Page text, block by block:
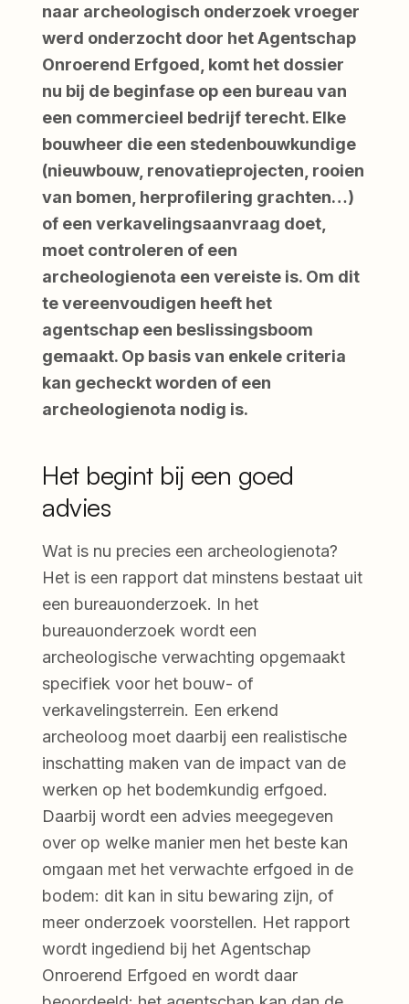
naar archeologisch onderzoek vroeger
werd onderzocht door het Agentschap
Onroerend Erfgoed, komt het dossier
nu bij de beginfase op een bureau van
een commercieel bedrijf terecht. Elke
bouwheer die een stedenbouwkundige
(nieuwbouw, renovatieprojecten, rooien
van bomen, herprofilering grachten…)
of een verkavelingsaanvraag doet,
moet controleren of een
archeologienota een vereiste is. Om dit
te vereenvoudigen heeft het
agentschap een beslissingsboom
gemaakt. Op basis van enkele criteria
kan gecheckt worden of een
archeologienota nodig is.
Het begint bij een goed
advies
Wat is nu precies een archeologienota?
Het is een rapport dat minstens bestaat uit
een bureauonderzoek. In het
bureauonderzoek wordt een
archeologische verwachting opgemaakt
specifiek voor het bouw- of
verkavelingsterrein. Een erkend
archeoloog moet daarbij een realistische
inschatting maken van de impact van de
werken op het bodemkundig erfgoed.
Daarbij wordt een advies meegegeven
over op welke manier men het beste kan
omgaan met het verwachte erfgoed in de
bodem: dit kan in situ bewaring zijn, of
meer onderzoek voorstellen. Het rapport
wordt ingediend bij het Agentschap
Onroerend Erfgoed en wordt daar